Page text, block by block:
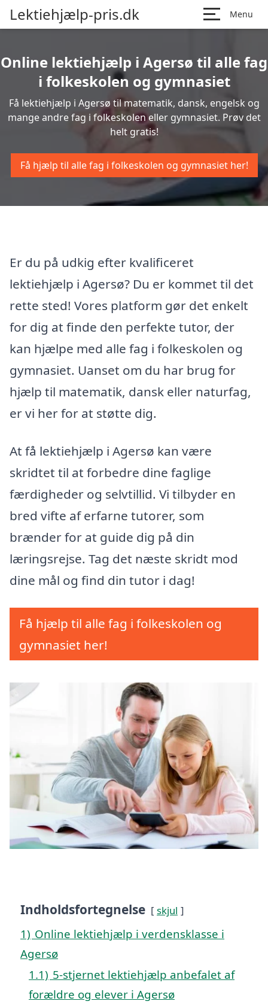
Lektiehjælp-pris.dk Menu
Online lektiehjælp i Agersø til alle fag
i folkeskolen og gymnasiet
Få lektiehjælp i Agersø til matematik, dansk, engelsk og
mange andre fag i folkeskolen eller gymnasiet. Prøv det
helt gratis!
Få hjælp til alle fag i folkeskolen og gymnasiet her!
Er du på udkig efter kvalificeret
lektiehjælp i Agersø? Du er kommet til det
rette sted! Vores platform gør det enkelt
for dig at finde den perfekte tutor, der
kan hjælpe med alle fag i folkeskolen og
gymnasiet. Uanset om du har brug for
hjælp til matematik, dansk eller naturfag,
er vi her for at støtte dig.
At få lektiehjælp i Agersø kan være
skridtet til at forbedre dine faglige
færdigheder og selvtillid. Vi tilbyder en
bred vifte af erfarne tutorer, som
brænder for at guide dig på din
læringsrejse. Tag det næste skridt mod
dine mål og find din tutor i dag!
Få hjælp til alle fag i folkeskolen og
gymnasiet her!
Indholdsfortegnelse skjul
1) Online lektiehjælp i verdensklasse i
Agersø
1.1) 5-stjernet lektiehjælp anbefalet af
forældre og elever i Agersø